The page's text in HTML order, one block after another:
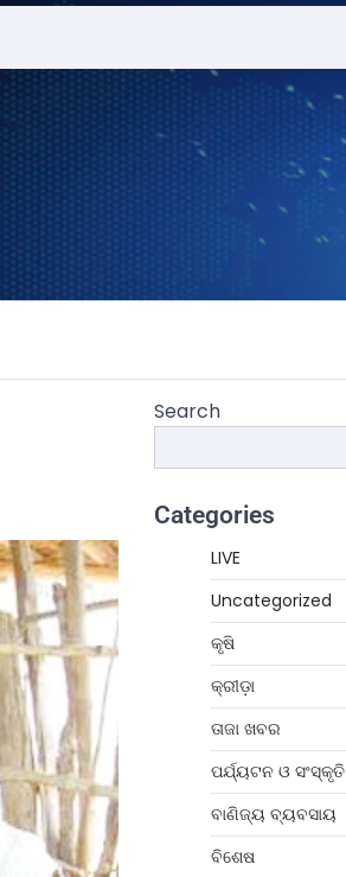
Search
Categories
LIVE
Uncategorized
କୃଷି
କ୍ରୀଡ଼ା
ତାଜା ଖବର
ପର୍ଯ୍ୟଟନ ଓ ସଂସ୍କୃତି
ବାଣିଜ୍ୟ ବ୍ୟବସାୟ
ବିଶେଷ